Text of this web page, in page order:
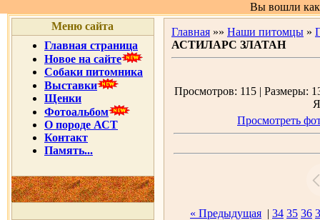
Вы вошли
Меню сайта
Главная страница
Новое на сайте
Собаки питомника
Выставки
Щенки
Фотоальбом
О породе АСТ
Контакт
Память...
Главная »» Наши питомцы »
АСТИЛАРС ЗЛАТАН
Просмотров: 115 | Размеры:
Просмотреть
« Предыдущая | 34 35 36